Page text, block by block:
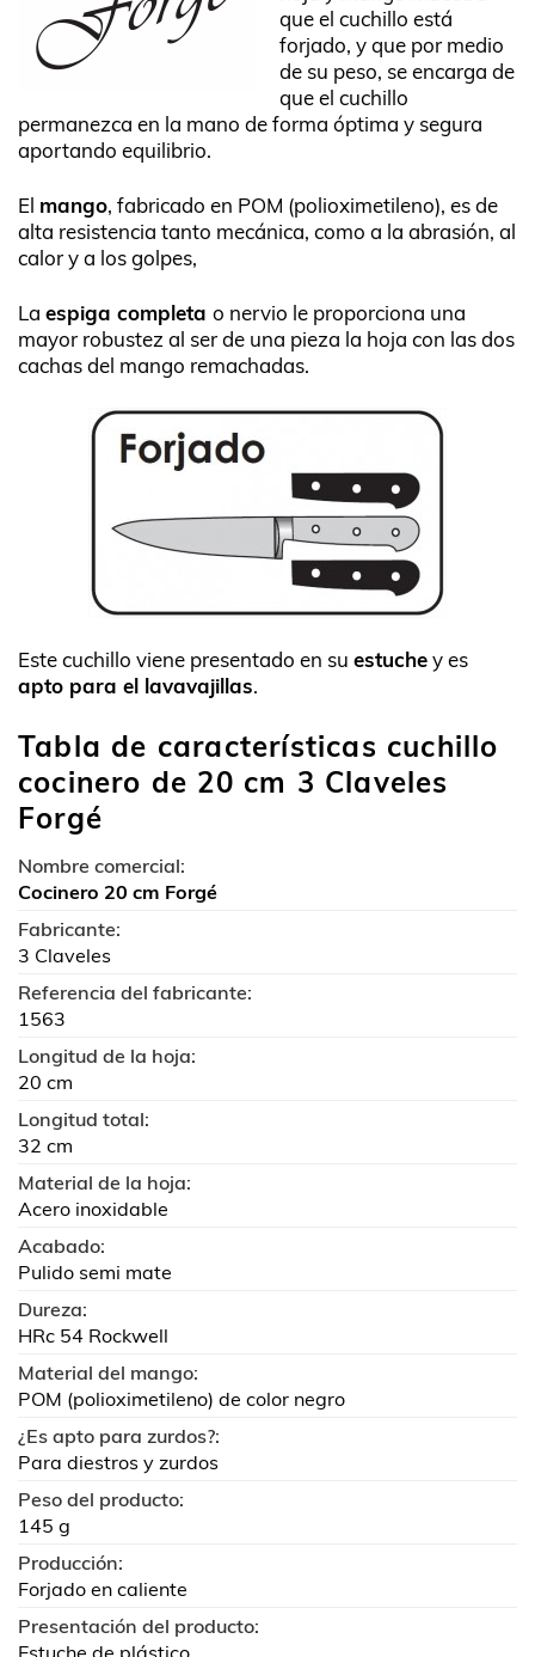
que el cuchillo está
forjado, y que por medio
de su peso, se encarga de
que el cuchillo
permanezca en la mano de forma óptima y segura
aportando equilibrio.
El mango, fabricado en POM (polioximetileno), es de
alta resistencia tanto mecánica, como a la abrasión, al
calor y a los golpes,
La espiga completa o nervio le proporciona una
mayor robustez al ser de una pieza la hoja con las dos
cachas del mango remachadas.
Este cuchillo viene presentado en su estuchey es
apto para el lavavajillas.
Tabla de características cuchillo
cocinero de 20 cm 3 Claveles
Forgé
Nombre comercial:
Cocinero 20 cm Forgé
Fabricante:
3 Claveles
Referencia del fabricante:
1563
Longitud de la hoja:
20 cm
Longitud total:
32 cm
Material de la hoja:
Acero inoxidable
Acabado:
Pulido semi mate
Dureza:
HRc 54 Rockwell
Material del mango:
POM (polioximetileno) de color negro
¿Es apto para zurdos?:
Para diestros y zurdos
Peso del producto:
145 g
Producción:
Forjado en caliente
Presentación del producto:
Estuche de plástico